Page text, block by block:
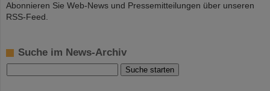
Abonnieren Sie Web-News und Pressemitteilungen über unseren
RSS-Feed.
Suche im News-Archiv